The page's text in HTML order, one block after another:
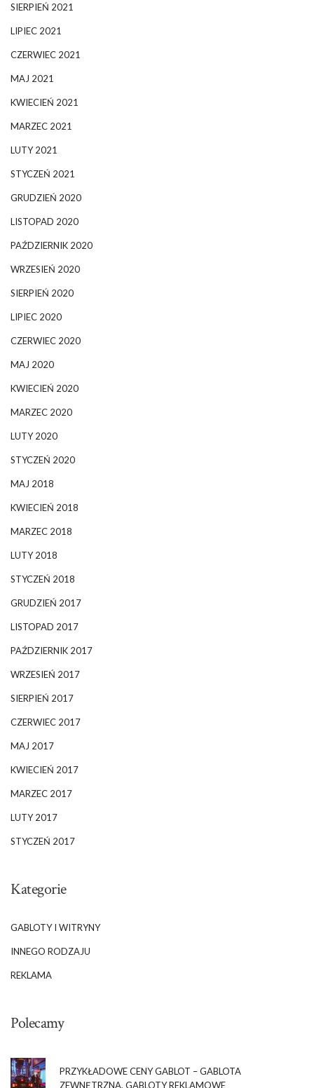
SIERPIEŃ 2021
LIPIEC 2021
CZERWIEC 2021
MAJ 2021
KWIECIEŃ 2021
MARZEC 2021
LUTY 2021
STYCZEŃ 2021
GRUDZIEŃ 2020
LISTOPAD 2020
PAŹDZIERNIK 2020
WRZESIEŃ 2020
SIERPIEŃ 2020
LIPIEC 2020
CZERWIEC 2020
MAJ 2020
KWIECIEŃ 2020
MARZEC 2020
LUTY 2020
STYCZEŃ 2020
MAJ 2018
KWIECIEŃ 2018
MARZEC 2018
LUTY 2018
STYCZEŃ 2018
GRUDZIEŃ 2017
LISTOPAD 2017
PAŹDZIERNIK 2017
WRZESIEŃ 2017
SIERPIEŃ 2017
CZERWIEC 2017
MAJ 2017
KWIECIEŃ 2017
MARZEC 2017
LUTY 2017
STYCZEŃ 2017
Kategorie
GABLOTY I WITRYNY
INNEGO RODZAJU
REKLAMA
Polecamy
PRZYKŁADOWE CENY GABLOT – GABLOTA
ZEWNĘTRZNA, GABLOTY REKLAMOWE